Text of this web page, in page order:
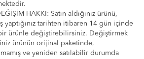
HAKKI: Satın aldığınız ürünü,
yaptığınız tarihten itibaren 14 gün içinde
ürünle değiştirebilirsiniz. Değiştirmek
ürünün orijinal paketinde,
ve yeniden satılabilir durumda